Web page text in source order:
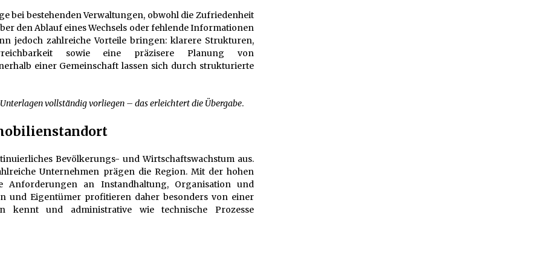
bei bestehenden Verwaltungen, obwohl die Zufriedenheit
den Ablauf eines Wechsels oder fehlende Informationen
jedoch zahlreiche Vorteile bringen: klarere Strukturen,
sowie eine präzisere Planung von
einer Gemeinschaft lassen sich durch strukturierte
vollständig vorliegen – das erleichtert die Übergabe.
Bevölkerungs- und Wirtschaftswachstum aus.
Unternehmen prägen die Region. Mit der hohen
Anforderungen an Instandhaltung, Organisation und
und Eigentümer profitieren daher besonders von einer
kennt und administrative wie technische Prozesse